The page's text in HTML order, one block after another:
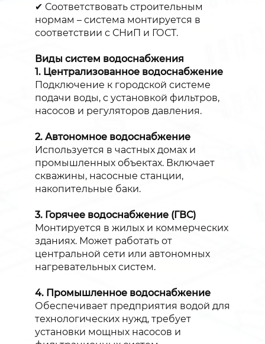
✔ Соответствовать строительным
нормам – система монтируется в
соответствии с СНиП и ГОСТ.
Виды систем водоснабжения
1. Централизованное водоснабжение
Подключение к городской системе
подачи воды, с установкой фильтров,
насосов и регуляторов давления.
2. Автономное водоснабжение
Используется в частных домах и
промышленных объектах. Включает
скважины, насосные станции,
накопительные баки.
3. Горячее водоснабжение (ГВС)
Монтируется в жилых и коммерческих
зданиях. Может работать от
центральной сети или автономных
нагревательных систем.
4. Промышленное водоснабжение
Обеспечивает предприятия водой для
технологических нужд, требует
установки мощных насосов и